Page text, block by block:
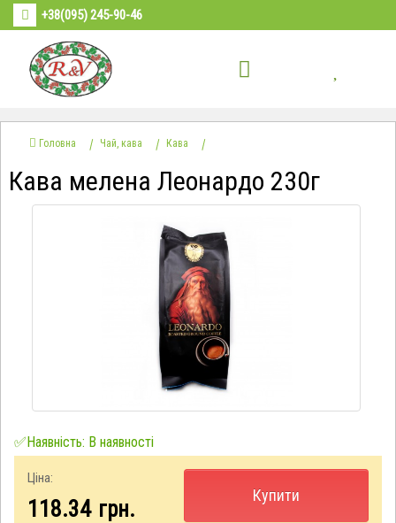
+38(095) 245-90-46
Головна Чай, кава Кава
Кава мелена Леонардо 230г
✅Наявність: В наявності
Ціна:
118.34 грн.
Купити